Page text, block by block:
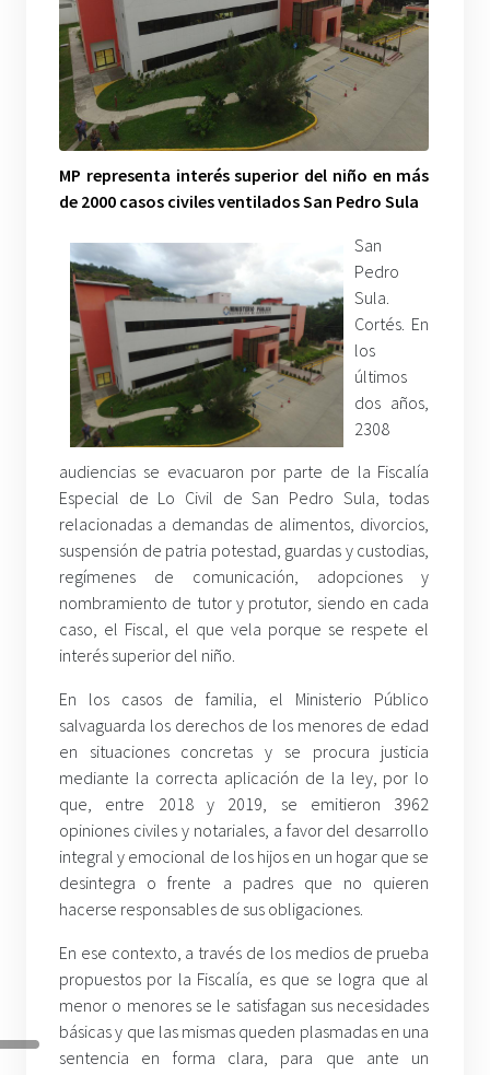
MP representa interés superior del niño en más
de 2000 casos civiles ventilados San Pedro Sula
San
Pedro
Sula.
Cortés. En
los
últimos
dos años,
2308
audiencias se evacuaron por parte de la Fiscalía
Especial de Lo Civil de San Pedro Sula, todas
relacionadas a demandas de alimentos, divorcios,
suspensión de patria potestad, guardas y custodias,
regímenes de comunicación, adopciones y
nombramiento de tutor y protutor, siendo en cada
caso, el Fiscal, el que vela porque se respete el
interés superior del niño.
En los casos de familia, el Ministerio Público
salvaguarda los derechos de los menores de edad
en situaciones concretas y se procura justicia
mediante la correcta aplicación de la ley, por lo
que, entre 2018 y 2019, se emitieron 3962
opiniones civiles y notariales, a favor del desarrollo
integral y emocional de los hijos en un hogar que se
desintegra o frente a padres que no quieren
hacerse responsables de sus obligaciones.
En ese contexto, a través de los medios de prueba
propuestos por la Fiscalía, es que se logra que al
menor o menores se le satisfagan sus necesidades
básicas y que las mismas queden plasmadas en una
sentencia en forma clara, para que ante un